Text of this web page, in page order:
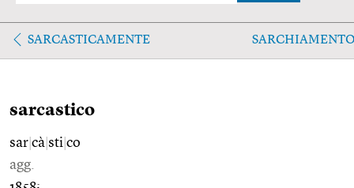
SARCASTICAMENTE
sarcastico
sar cà sti co
agg.